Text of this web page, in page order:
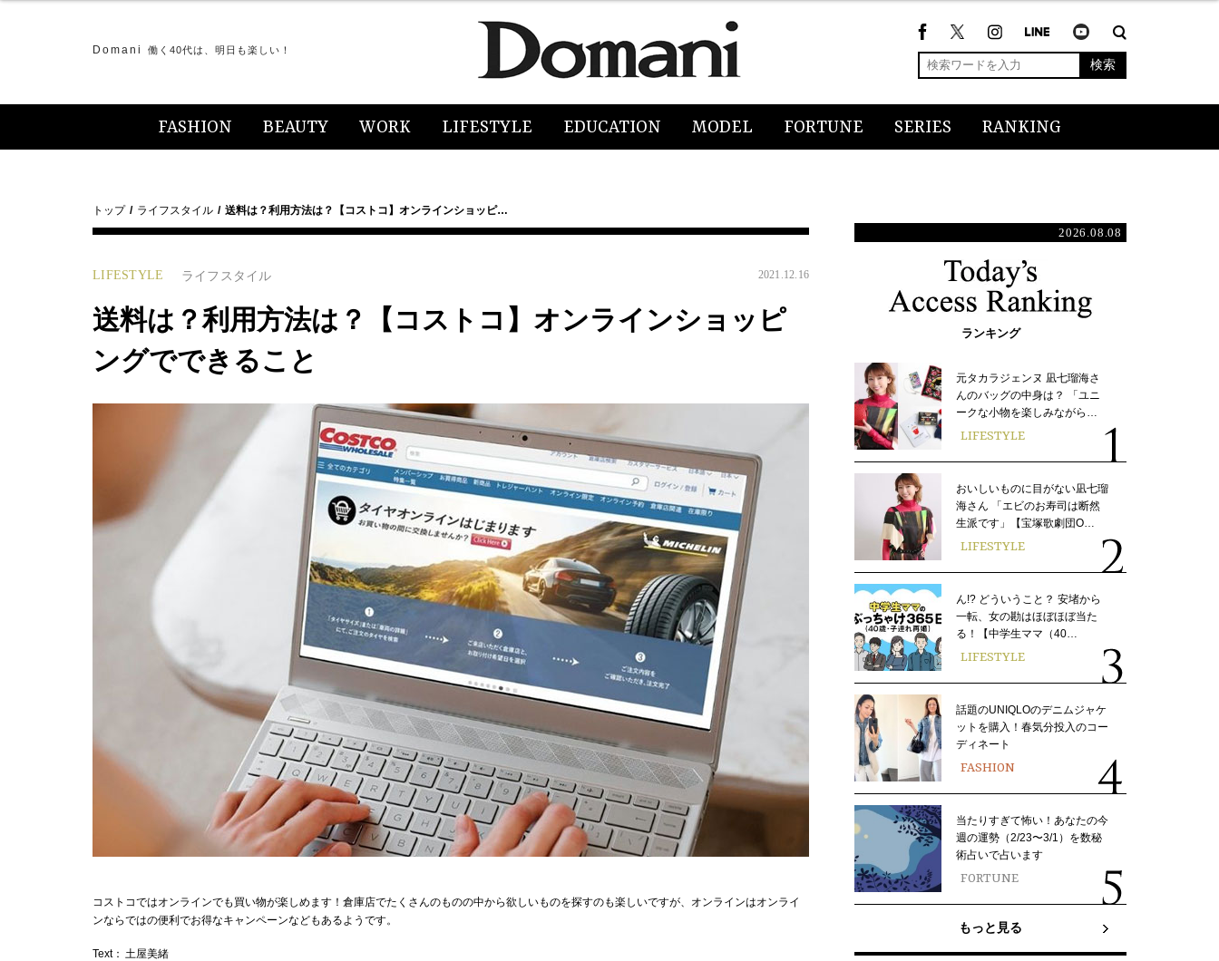
Domani 働く40代は、明日も楽しい！
検索
FASHION BEAUTY WORK LIFESTYLE EDUCATION MODEL FORTUNE SERIES RANKING
トップ ライフスタイル 送料は？利用方法は？【コストコ】オンラインショッピ…
LIFESTYLE ライフスタイル 2021.12.16
送料は？利用方法は？【コストコ】オンラインショッピ
ングでできること
コストコではオンラインでも買い物が楽しめます！倉庫店でたくさんのものの中から欲しいものを探すのも楽しいですが、オンラインはオンライ
ンならではの便利でお得なキャンペーンなどもあるようです。
Text： 土屋美緒
2026.08.08
ランキング
元タカラジェンヌ 凪七瑠海さ
んのバッグの中身は？ 「ユニ
ークな小物を楽しみながら…
LIFESTYLE
おいしいものに目がない凪七瑠
海さん 「エビのお寿司は断然
生派です」【宝塚歌劇団O…
LIFESTYLE
ん!? どういうこと？ 安堵から
一転、女の勘はほぼほぼ当た
る！【中学生ママ（40…
LIFESTYLE
話題のUNIQLOのデニムジャケ
ットを購入！春気分投入のコー
ディネート
FASHION
当たりすぎて怖い！あなたの今
週の運勢（2/23〜3/1）を数秘
術占いで占います
FORTUNE
もっと見る